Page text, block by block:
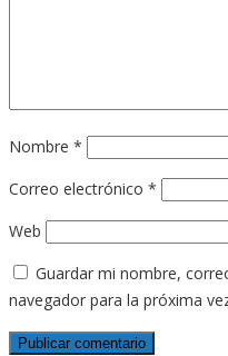
Nombre *
Correo electrónico *
Web
Guardar mi nombre,
navegador para la próxima